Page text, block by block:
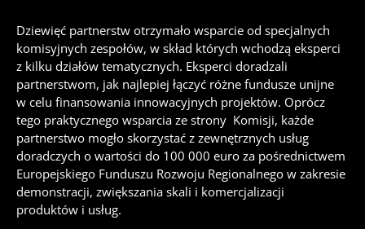
Dziewięć partnerstw otrzymało wsparcie od specjalnych
komisyjnych zespołów, w skład których wchodzą eksperci
z kilku działów tematycznych. Eksperci doradzali
partnerstwom, jak najlepiej łączyć różne fundusze unijne
w celu finansowania innowacyjnych projektów. Oprócz
tego praktycznego wsparcia ze strony Komisji, każde
partnerstwo mogło skorzystać z zewnętrznych usług
doradczych o wartości do 100 000 euro za pośrednictwem
Europejskiego Funduszu Rozwoju Regionalnego w zakresie
demonstracji, zwiększania skali i komercjalizacji
produktów i usług.